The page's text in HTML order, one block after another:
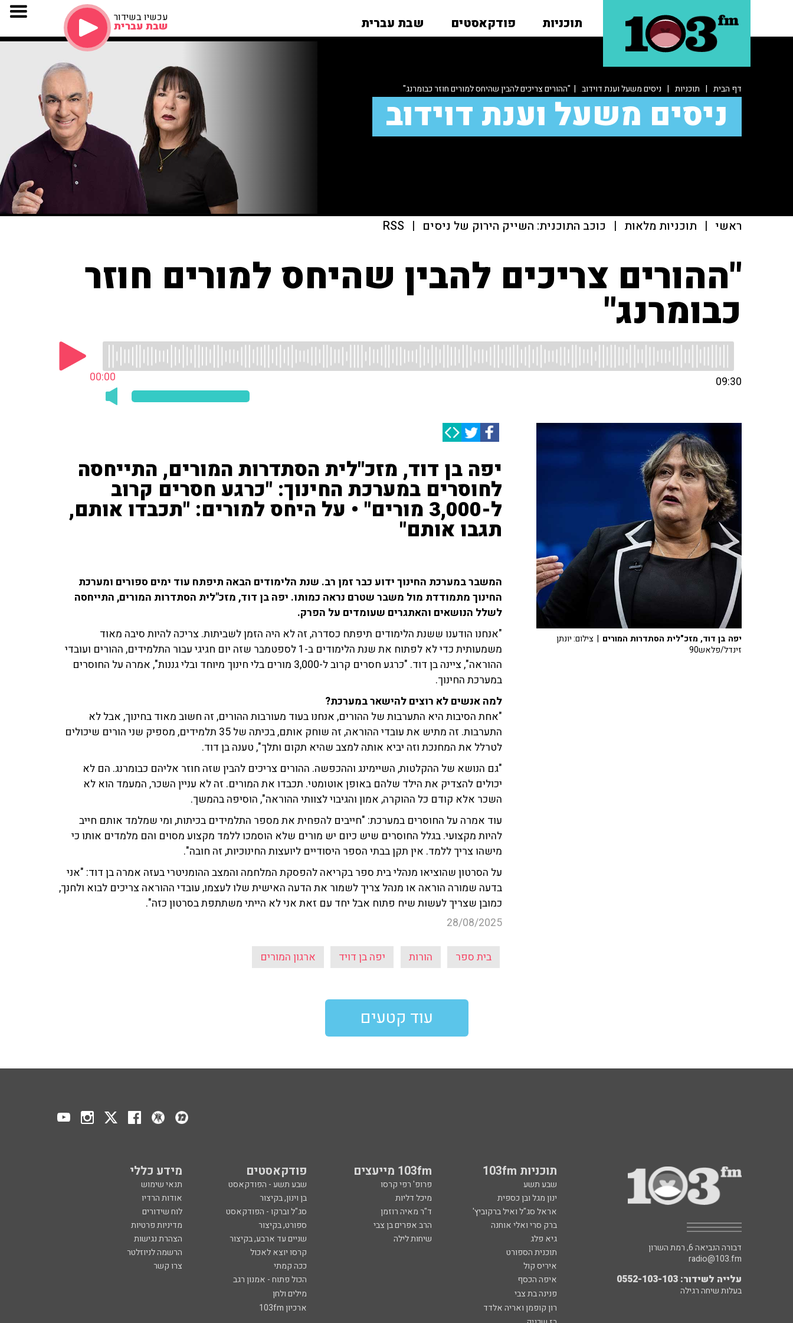
תוכניות פודקאסטים שבת עברית עכשיו בשידור
שבת עברית
דף הבית | תוכניות | ניסים משעל וענת דוידוב | "ההורים צריכים להבין שהיחס למורים חוזר כבומרנג"
ניסים משעל וענת דוידוב
ראשי | תוכניות מלאות | כוכב התוכנית: השייק הירוק של ניסים |
RSS
"ההורים צריכים להבין שהיחס למורים חוזר
כבומרנג"
00:00 09:30
יפה בן דוד, מזכ"לית הסתדרות המורים, התייחסה
לחוסרים במערכת החינוך: "כרגע חסרים קרוב
ל-3,000 מורים" • על היחס למורים: "תכבדו אותם,
תגבו אותם"
המשבר במערכת החינוך ידוע כבר זמן רב. שנת הלימודים הבאה תיפתח עוד ימים ספורים ומערכת
החינוך מתמודדת מול משבר שטרם נראה כמותו. יפה בן דוד, מזכ"לית הסתדרות המורים, התייחסה
לשלל הנושאים והאתגרים שעומדים על הפרק.
"אנחנו הודענו ששנת הלימודים תיפתח כסדרה, זה לא היה הזמן לשביתות. צריכה להיות סיבה מאוד
משמעותית כדי לא לפתוח את שנת הלימודים ב-1 לספטמבר שזה יום חגיגי עבור התלמידים, ההורים ועובדי
ההוראה", ציינה בן דוד. "כרגע חסרים קרוב ל-3,000 מורים בלי חינוך מיוחד ובלי גננות", אמרה על החוסרים
במערכת החינוך.
למה אנשים לא רוצים להישאר במערכת?
"אחת הסיבות היא התערבות של ההורים, אנחנו בעוד מעורבות ההורים, זה חשוב מאוד בחינוך, אבל לא
התערבות. זה מתיש את עובדי ההוראה, זה שוחק אותם, בכיתה של 35 תלמידים, מספיק שני הורים שיכולים
לטרלל את המחנכת וזה יביא אותה למצב שהיא תקום ותלך", טענה בן דוד.
"גם הנושא של ההקלטות, השיימינג וההכפשה. ההורים צריכים להבין שזה חוזר אליהם כבומרנג. הם לא
יכולים להצדיק את הילד שלהם באופן אוטומטי. תכבדו את המורים. זה לא עניין השכר, המעמד הוא לא
השכר אלא קודם כל ההוקרה, אמון והגיבוי לצוותי ההוראה", הוסיפה בהמשך.
עוד אמרה על החוסרים במערכת: "חייבים להפחית את מספר התלמידים בכיתות, ומי שמלמד אותם חייב
להיות מקצועי. בגלל החוסרים שיש כיום יש מורים שלא הוסמכו ללמד מקצוע מסוים והם מלמדים אותו כי
מישהו צריך ללמד. אין תקן בבתי הספר היסודיים ליועצות החינוכיות, זה חובה".
על הסרטון שהוציאו מנהלי בית ספר בקריאה להפסקת המלחמה והמצב ההומניטרי בעזה אמרה בן דוד: "אני
בדעה שמורה הוראה או מנהל צריך לשמור את הדעה האישית שלו לעצמו, עובדי ההוראה צריכים לבוא ולחנך,
כמובן שצריך לעשות שיח פתוח אבל יחד עם זאת אני לא הייתי משתתפת בסרטון כזה".
28/08/2025
בית ספר הורות יפה בן דויד ארגון המורים
יפה בן דוד, מזכ"לית הסתדרות המורים | צילום: יונתן
זינדל/פלאש90
עוד קטעים
תוכניות 103fm 103fm מייעצים פודקאסטים מידע כללי
שבע תשע פרופ' רפי קרסו שבע תשע - הפודקאסט
תנאי שימוש
ינון מגל ובן כספית
מיכל דליות בן וינון, בקיצור
אודות הרדיו
אראל סג"ל ואיל ברקוביץ'
ד"ר מאיה רוזמן סג"ל וברקו - הפודקאסט
לוח שידורים
ברק סרי ואלי אוחנה
הרב אפרים בן צבי ספורט, בקיצור
מדיניות פרטיות
גיא פלג
שיחות לילה שניים עד ארבע, בקיצור
הצהרת נגישות
תוכנית הספורט
קרסו יוצא לאכול
הרשמה לניוזלטר
איריס קול
ככה קמתי
צרו קשר
איפה הכסף
הכול פתוח - אמנון רגב
פנינה בת צבי
מילים ולחן
רון קופמן ואריה אלדד
ארכיון 103fm
דבורה הנביאה 6, רמת השרון
radio@103.fm
עלייה לשידור: 0552-103-103
בעלות שיחה רגילה